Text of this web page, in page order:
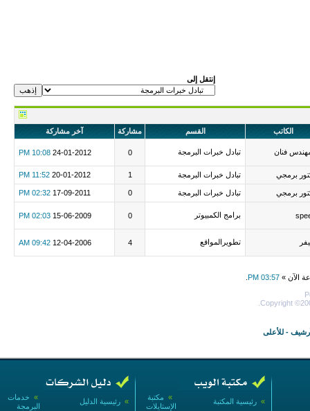
إنتقل إلى
الكاتب القسم مشاركة آخر مشاركة
فنان تبادل خبرات البرمجة 0
24-01-2012
10:08 PM
برمجي تبادل خبرات البرمجة 1
20-01-2012
11:52 PM
برمجي تبادل خبرات البرمجة 0
17-09-2011
02:32 PM
برامج الكمبيوتر 0
15-06-2009
02:03 PM
تطويرالمواقع 4
12-04-2006
09:42 AM
الآن » 03:57 PM
Copyright
- للأعلى
» خدمات
البرمجة
» رئيسية الدليل
» مكتبة
الإستايلات
» رئيسية المكتبة